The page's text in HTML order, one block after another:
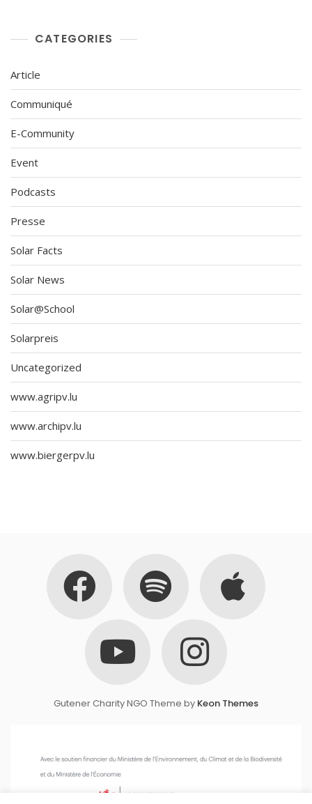
CATEGORIES
Article
Communiqué
E-Community
Event
Podcasts
Presse
Solar Facts
Solar News
Solar@School
Solarpreis
Uncategorized
www.agripv.lu
www.archipv.lu
www.biergerpv.lu
Gutener Charity NGO Theme by Keon Themes